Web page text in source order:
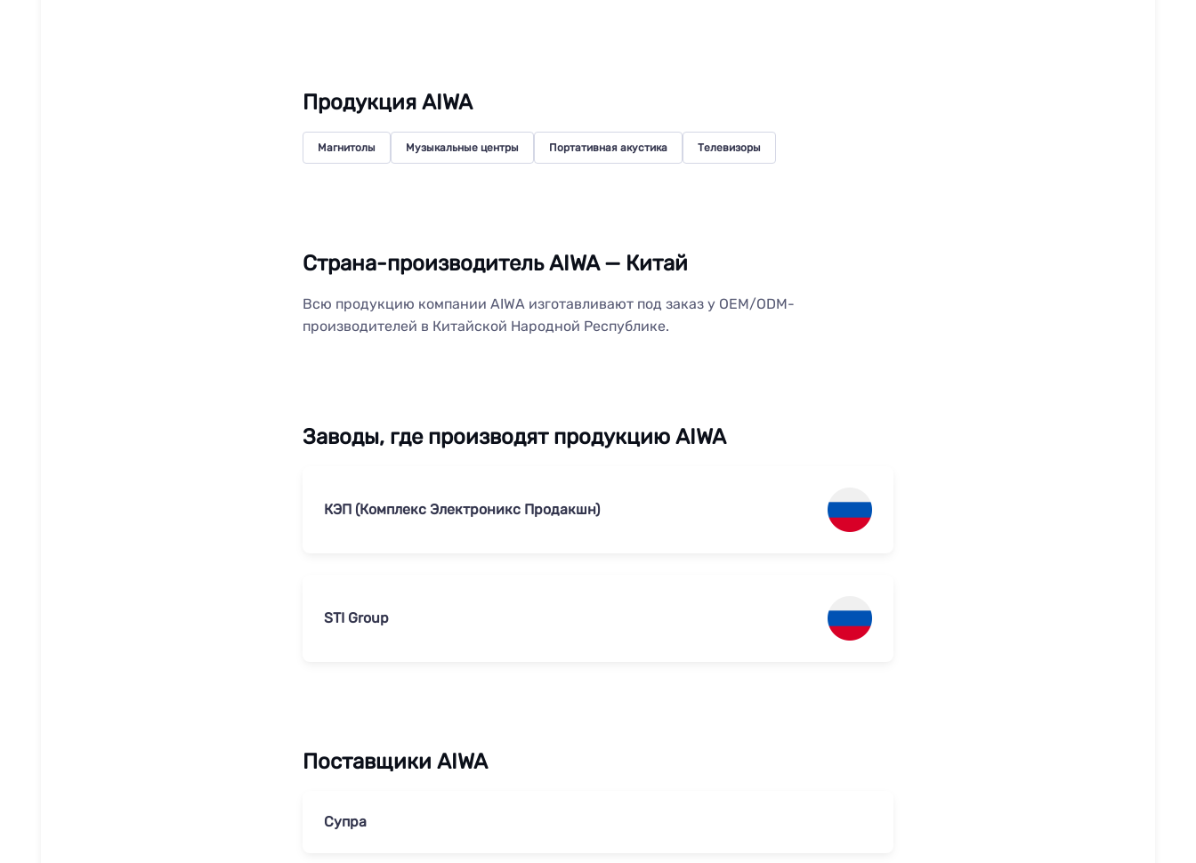
Продукция AIWA
Магнитолы Музыкальные центры Портативная акустика Телевизоры
Страна-производитель AIWA — Китай
Всю продукцию компании AIWA изготавливают под заказ у OEM/ODM-
производителей в Китайской Народной Республике.
Заводы, где производят продукцию AIWA
КЭП (Комплекс Электроникс Продакшн)
STI Group
Поставщики AIWA
Супра